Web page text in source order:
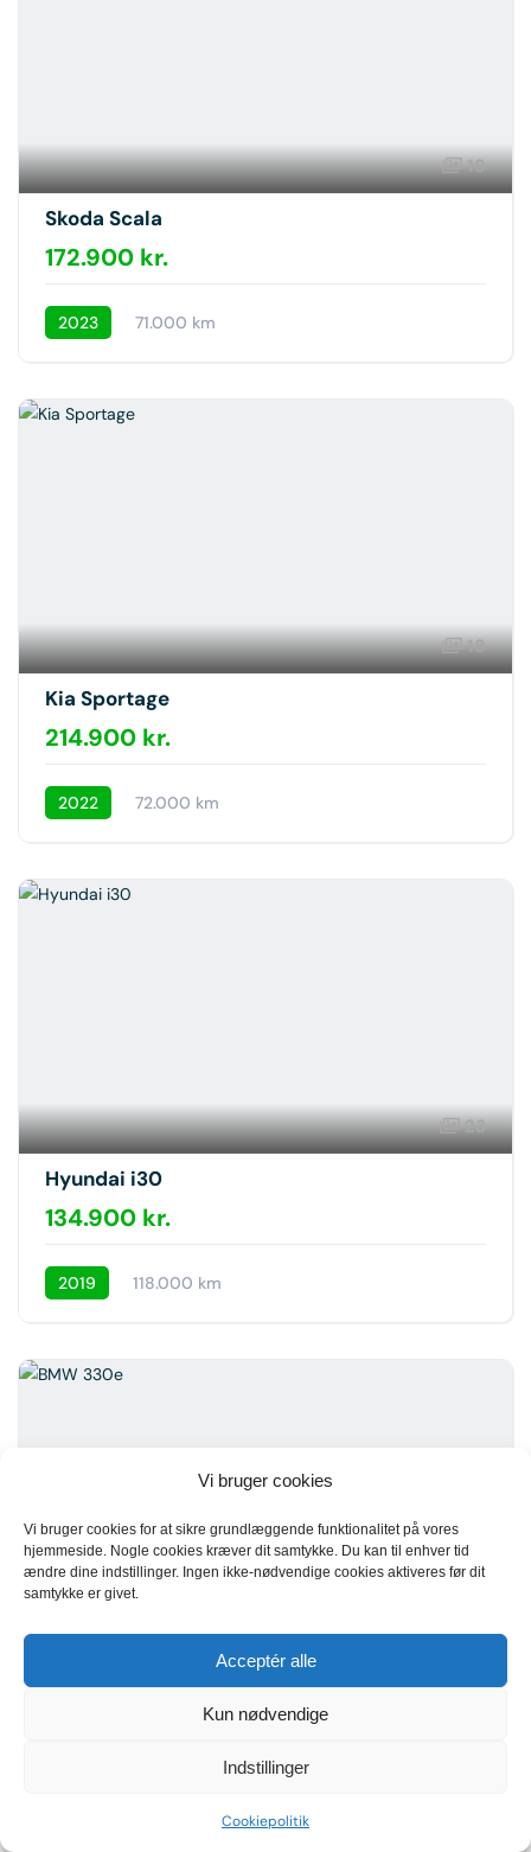
Vi bruger cookies
Vi bruger cookies for at sikre grundlæggende funktionalitet på vores
hjemmeside. Nogle cookies kræver dit samtykke. Du kan til enhver tid
ændre dine indstillinger. Ingen ikke-nødvendige cookies aktiveres før dit
samtykke er givet.
Acceptér alle
Kun nødvendige
Indstillinger
Cookiepolitik
18
Skoda Scala
172.900 kr.
2023 71.000 km
18
Kia Sportage
214.900 kr.
2022 72.000 km
23
Hyundai i30
134.900 kr.
2019 118.000 km
369.000 kr.